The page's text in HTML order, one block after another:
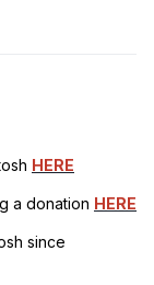
HERE
a donation HERE
since